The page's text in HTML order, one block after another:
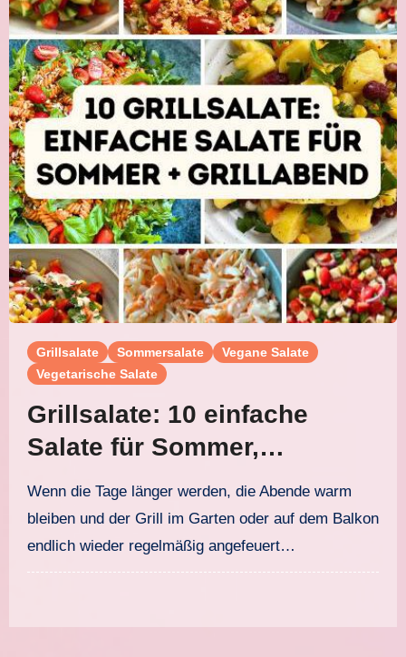
Grillsalate Sommersalate
Vegane Salate
Vegetarische Salate
Grillsalate: 10 einfache
Salate für Sommer,
Grillabend und Buffet
Wenn die Tage länger werden, die Abende warm
bleiben und der Grill im Garten oder auf dem Balkon
endlich wieder regelmäßig angefeuert…